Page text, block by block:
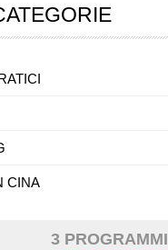
CINA
3 PROGRAMMI